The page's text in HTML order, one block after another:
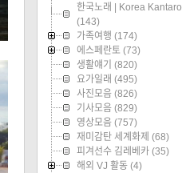
한국노래 | Korea Kantaro
(143)
가족여행 (174)
에스페란토 (73)
생활얘기 (820)
요가일래 (495)
사진모음 (826)
기사모음 (829)
영상모음 (757)
재미감탄 세계화제 (68)
피겨선수 김레베카 (35)
해외 VJ 활동 (4)